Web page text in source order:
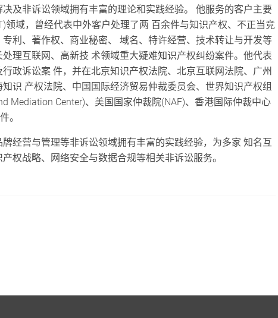
及非诉讼领域拥有丰富的理论和实践经验。 他服务的客户主要
领域，曾经代表中外客户处理了两 百余件与知识产权、不正当竞
利、著作权、商业秘密、 域名、特许经营、技术转让与开发等
理互联网、高新技 术领域重大疑难知识产权纠纷案件。他代表
政诉讼案 件，并在北京知识产权法院、北京互联网法院、广州
识 产权法院、中国国际经济贸易仲裁委员会、世界知识产权组
Mediation Center)、美国国家仲裁院(NAF)、香港国际仲裁中心
。
经营与管理等非诉讼领域拥有丰富的实践经验，为多家 知名互
权战略、网络安全与数据合规等相关非诉讼服务。